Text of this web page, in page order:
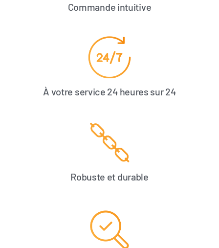
Commande intuitive
À votre service 24 heures sur 24
Robuste et durable